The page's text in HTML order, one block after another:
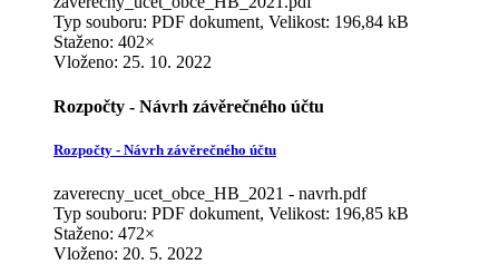
Typ souboru: PDF dokument, Velikost: 196,84 kB
Staženo: 402×
Vloženo: 25. 10. 2022
Rozpočty - Návrh závěrečného účtu
Rozpočty - Návrh závěrečného účtu
zaverecny_ucet_obce_HB_2021 - navrh.pdf
Typ souboru: PDF dokument, Velikost: 196,85 kB
Staženo: 472×
Vloženo: 20. 5. 2022